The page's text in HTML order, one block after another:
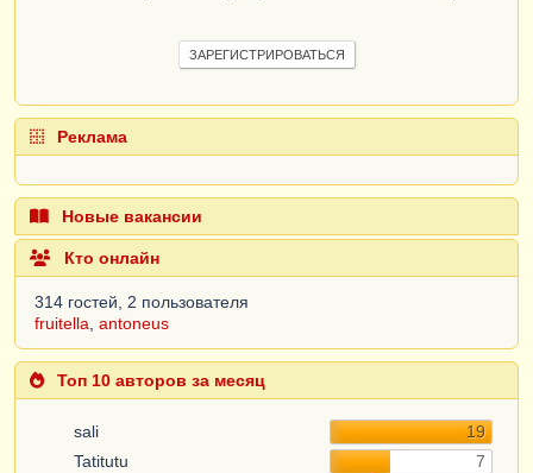
ЗАРЕГИСТРИРОВАТЬСЯ
Реклама
Новые вакансии
Кто онлайн
314 гостей, 2 пользователя
fruitella, antoneus
Топ 10 авторов за месяц
sali
19
Tatitutu
7